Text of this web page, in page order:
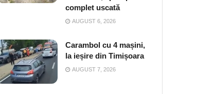
complet uscată
AUGUST 6, 2026
Carambol cu 4 mașini,
la ieșire din Timișoara
AUGUST 7, 2026